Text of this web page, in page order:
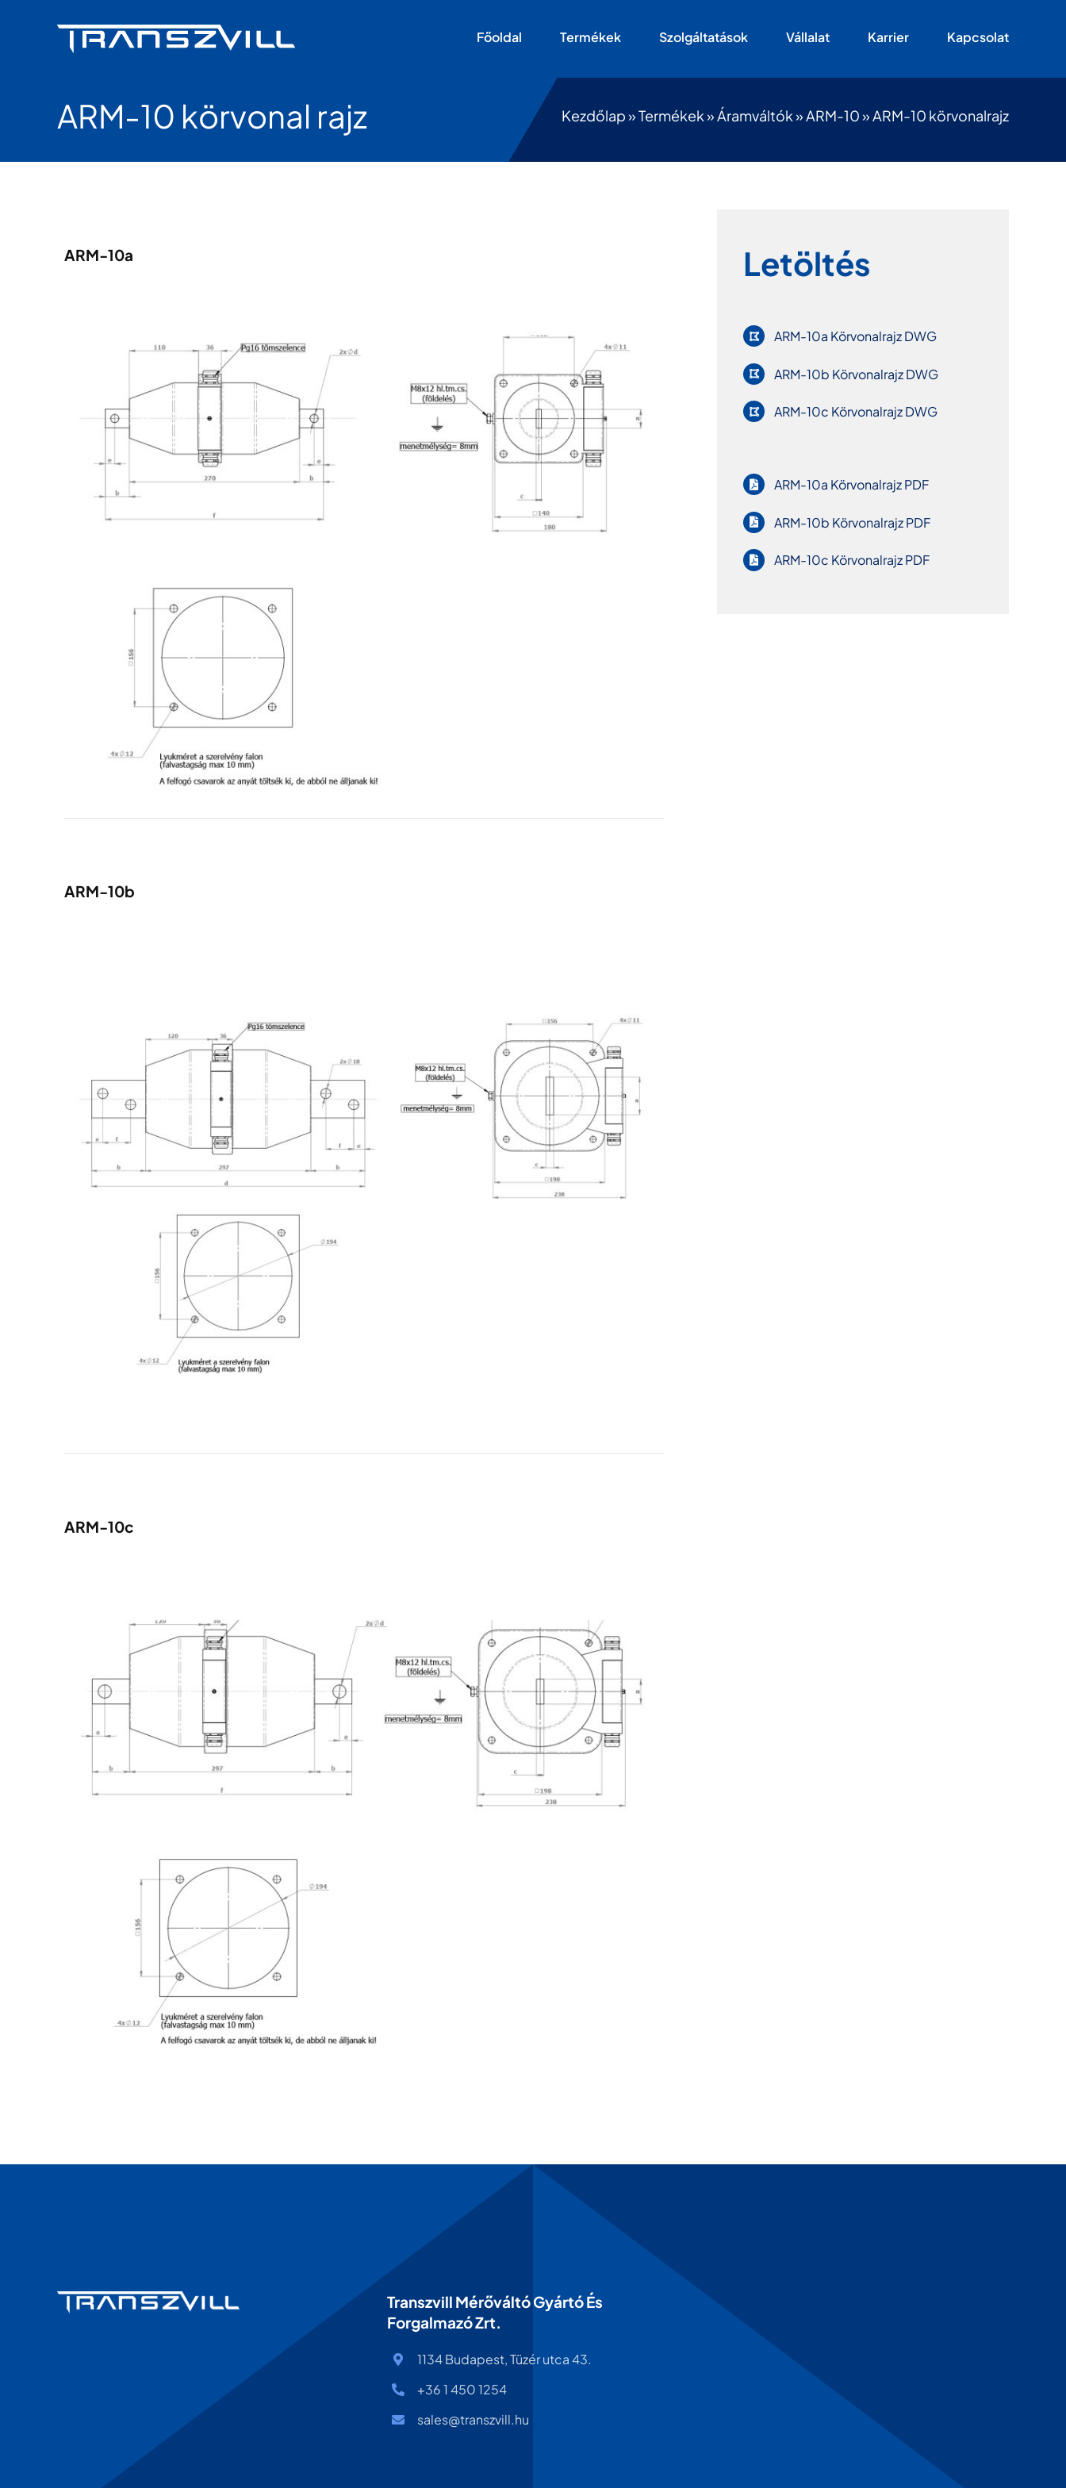
Főoldal Termékek Szolgáltatások Vállalat Karrier Kapcsolat
ARM-10 körvonal rajz Kezdőlap»Termékek»Áramváltók»ARM-10»ARM-10 körvonalrajz
ARM-10a Letöltés
ARM-10a Körvonalrajz DWG
ARM-10b Körvonalrajz DWG
ARM-10c Körvonalrajz DWG
ARM-10a Körvonalrajz PDF
ARM-10b Körvonalrajz PDF
ARM-10c Körvonalrajz PDF
ARM-10b
ARM-10c
Transzvill Mérőváltó Gyártó És
Forgalmazó Zrt.
1134 Budapest, Tüzér utca 43.
+36 1 450 1254
sales@transzvill.hu